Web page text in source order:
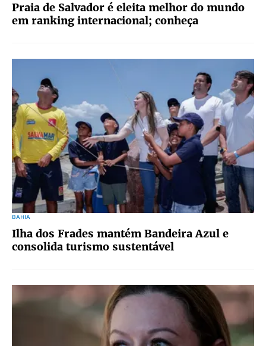
Praia de Salvador é eleita melhor do mundo
em ranking internacional; conheça
BAHIA
Ilha dos Frades mantém Bandeira Azul e
consolida turismo sustentável